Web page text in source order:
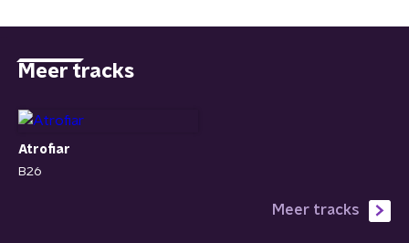
Meer tracks
Atrofiar
B26
Meer tracks